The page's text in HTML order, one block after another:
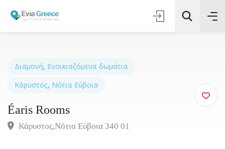
Τοποθεσία
Διαμονή, Ενοικιαζόμενα δωμάτια
Κάρυστος, Νότια Εύβοια
Éaris Rooms
Κάρυστος,Νότια Εύβοια 340 01